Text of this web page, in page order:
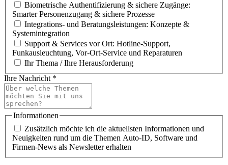
Biometrische Authentifizierung & sichere Zugänge:
Smarter Personenzugang & sichere Prozesse
Integrations- und Beratungsleistungen: Konzepte &
Systemintegration
Support & Services vor Ort: Hotline-Support,
Funkausleuchtung, Vor-Ort-Service und Reparaturen
Ihr Thema / Ihre Herausforderung
Ihre Nachricht *
Informationen
Zusätzlich möchte ich die aktuellsten Informationen und
Neuigkeiten rund um die Themen Auto-ID, Software und
Firmen-News als Newsletter erhalten